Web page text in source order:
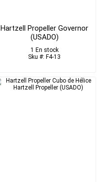
Hartzell Propeller Governor
(USADO)
1 En stock
Sku #: F4-13